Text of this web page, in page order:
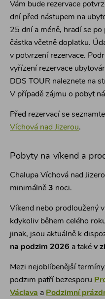
Vám bude rezervace
dní před nástupem na
25 dní a méně, hradí se
částka včetně doplatku.
v potvrzení rezervace.
vyřízení rezervace
DDS TOUR naleznete na
V případě zájmu o pobyt
Před rezervací se
Víchová nad Jizerou.
Pobyty na víkend a
Chalupa Víchová nad
minimálně 3 noci.
Víkend nebo prodloužený
kdykoliv během celého
jinak, jsou aktuálně k
na podzim 2026 a také v
Mezi nejoblíbenější
podzim patří bezesporu
Václava a Podzimní